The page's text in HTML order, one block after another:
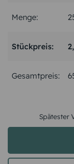
Menge:
Stückpreis:
Gesamtpreis:
Spätester